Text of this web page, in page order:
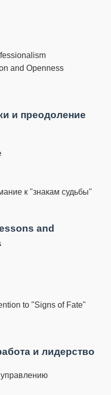
and Openness
и преодоление
к "знакам судьбы"
and
to "Signs of Fate"
и лидерство